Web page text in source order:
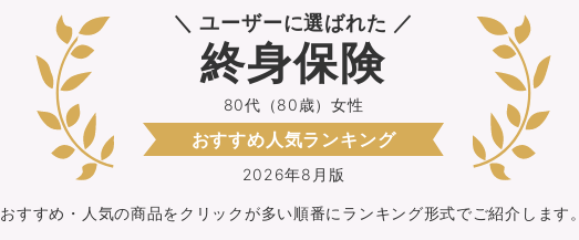
がん保険 女性医療保険
収入保障保険
持病がある方向け
持病がある方向け
がん保険
がん保険 女性医療保険
収入保障保険 介護・認知症保険
ライフステージ 心配事
＼ ユーザーに選ばれた ／
2026年8月版
80代（80歳）女性
終身保険
おすすめ人気ランキング
おすすめ・人気の商品をクリックが多い順番にランキング形式でご紹介します。